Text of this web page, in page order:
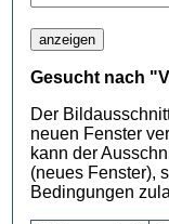
Gesucht nach
Der
neuen Fenster
kann der
(neues Fenster),
Bedingungen